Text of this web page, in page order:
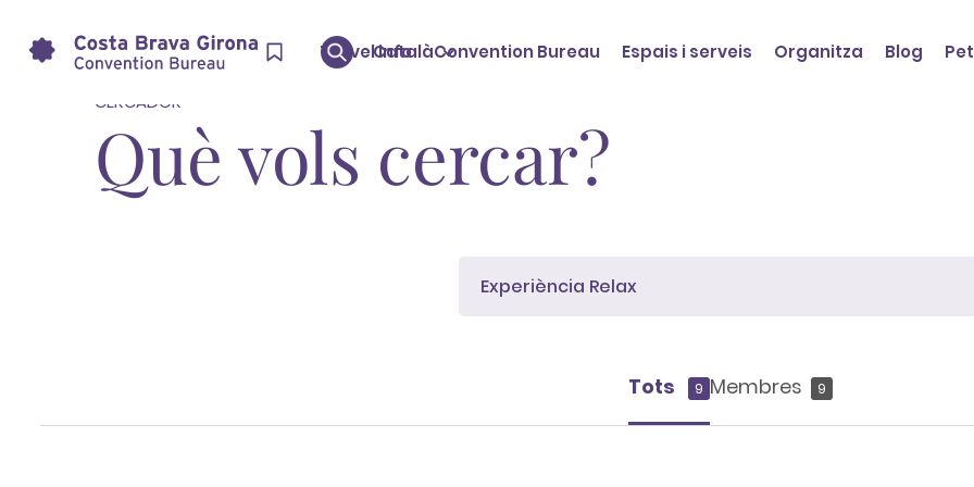
Travel info Convention Bureau Espais i serveis Organitza Blog
Català
Inici Search: Experiència Relax
CERCADOR
Què vols cercar?
Tots 9 Membres 9